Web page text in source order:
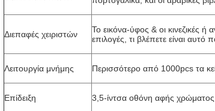
Διεπαφές χειριστών
Το εικόνα-ύφος & οι κινεζικές ή
επιλογές, τι βλέπετε είναι αυτό
Λειτουργία μνήμης Περισσότερο από 1000pcs τα
Επίδειξη 3,5-ίντσα οθόνη αφής χρώματος